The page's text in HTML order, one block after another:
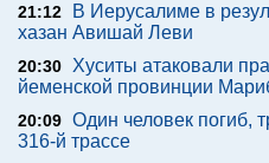
21:12
В Иерусалиме в
хазан Авишай Леви
20:30 Хуситы атаковали
йеменской провинции
20:09 Один человек погиб,
316-й трассе